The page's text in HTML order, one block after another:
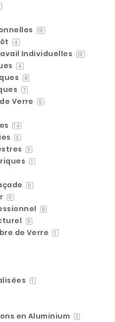
19
4
Individuelles 10
4
8
7
Verre 5
14
3
3
1
0
5
8
5
de Verre 1
1
en Aluminium 2